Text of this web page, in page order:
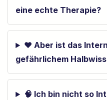
eine echte Therapie?
❤️ Aber ist das
gefährlichem
🧠 Ich bin nicht so